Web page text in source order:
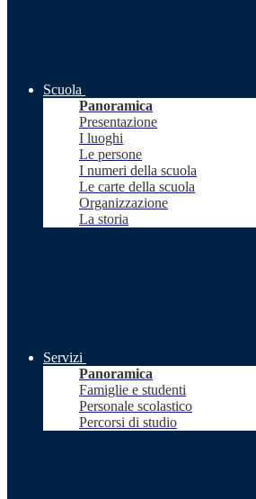
Scuola
Panoramica
Presentazione
I luoghi
Le persone
I numeri della scuola
Le carte della scuola
Organizzazione
La storia
Servizi
Panoramica
Famiglie e studenti
Personale scolastico
Percorsi di studio